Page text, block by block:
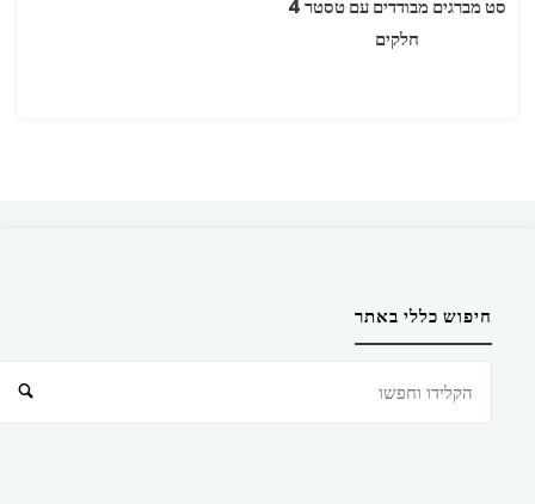
סט מברגים מבודדים עם טסטר 4
חלקים
חיפוש כללי באתר